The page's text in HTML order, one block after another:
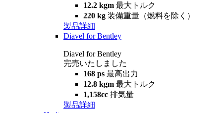
12.2 kgm 最大トルク
220 kg 装備重量（燃料を除く）
製品詳細
Diavel for Bentley
Diavel for Bentley
完売いたしました
168 ps 最高出力
12.8 kgm 最大トルク
1,158cc 排気量
製品詳細